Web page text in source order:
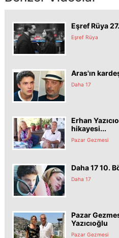
Eşref Rüya
Eşref Rüya
Aras'ın
Daha 17
Erhan
hikayesi...
Pazar Gezmesi
Daha 17 10.
Daha 17
Pazar
Yazıcıoğlu
Pazar Gezmesi